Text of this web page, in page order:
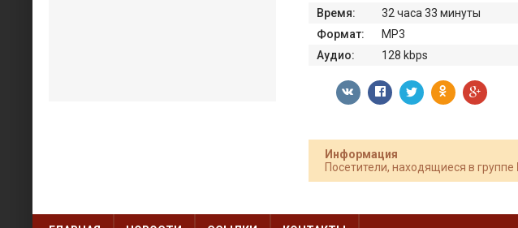
Время:
32 часа 33 минуты
Формат:
MP3
Аудио:
128 kbps
Информация
Посетители, находящиеся в группе